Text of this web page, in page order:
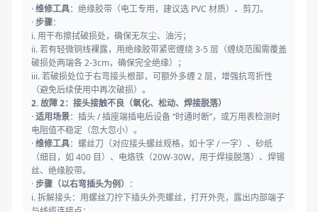
·维修工具：绝缘胶带（电工专用，建议选 PVC 材质）、剪刀。
·步骤：
i. 用干布擦拭破损处，确保无灰尘、油污；
ii. 若有轻微铜线裸露，用绝缘胶带紧密缠绕 3-5 层（缠绕范围需覆盖
破损处两端各 2-3cm，确保完全绝缘）；
iii. 若破损处位于右弯接头根部，可额外多缠 2 层，增强抗弯折性
（避免后续使用中再次破损）。
2. 故障 2：接头接触不良（氧化、松动、焊接脱落）
·适用场景：插头 / 插座端插电后设备 “时通时断”，或万用表检测时
电阻值不稳定（忽大忽小）。
·维修工具：螺丝刀（对应接头螺丝规格，如十字 / 一字）、砂纸
（细目，如 400 目）、电烙铁（20W-30W，用于焊接脱落）、焊锡
丝、绝缘胶带。
·步骤（以右弯插头为例） ：
i. 拆解接头：用螺丝刀拧下插头外壳螺丝，打开外壳，露出内部端子